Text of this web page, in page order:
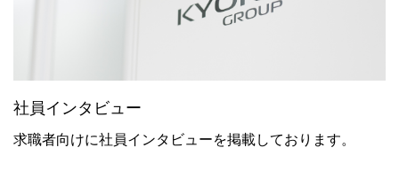
社員インタビュー
求職者向けに社員インタビューを掲載しております。